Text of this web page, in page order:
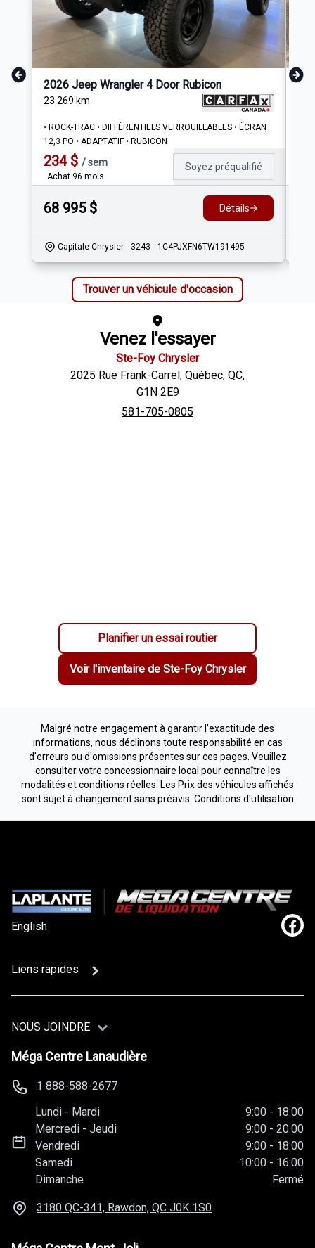
2026 Jeep Wrangler 4 Door Rubicon
23 269 km
• ROCK-TRAC • DIFFÉRENTIELS VERROUILLABLES • ÉCRAN
12,3 PO • ADAPTATIF • RUBICON
234$ / sem
Achat 96 mois
Soyez préqualifié
68 995$ Détails
Capitale Chrysler - 3243 - 1C4PJXFN6TW191495
Trouver un véhicule d'occasion
Venez l'essayer
Ste-Foy Chrysler
2025 Rue Frank-Carrel, Québec, QC,
G1N 2E9
581-705-0805
Planifier un essai routier
Voir l'inventaire de Ste-Foy Chrysler
Malgré notre engagement à garantir l'exactitude des
informations, nous déclinons toute responsabilité en cas
d'erreurs ou d'omissions présentes sur ces pages. Veuillez
consulter votre concessionnaire local pour connaître les
modalités et conditions réelles. Les Prix des véhicules affichés
sont sujet à changement sans préavis. Conditions d'utilisation
English
Liens rapides
NOUS JOINDRE
Méga Centre Lanaudière
1 888-588-2677
Lundi - Mardi 9:00 - 18:00
Mercredi -Jeudi 9:00 - 20:00
Vendredi
9:00 - 18:00
Samedi
10:00 - 16:00
Dimanche
Fermé
3180 QC-341, Rawdon, QC J0K 1S0